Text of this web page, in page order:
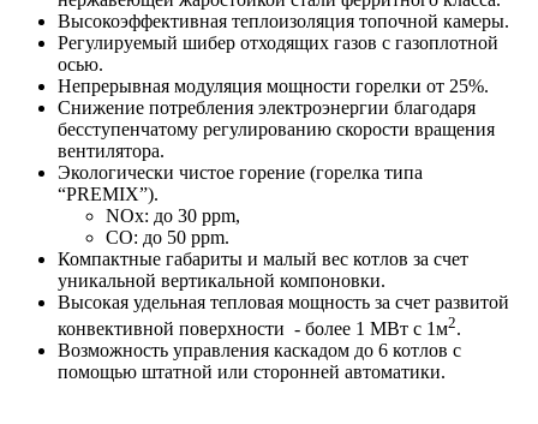
Высокоэффективная теплоизоляция топочной камеры.
Регулируемый шибер отходящих газов с газоплотной
осью.
Непрерывная модуляция мощности горелки от 25%.
Снижение потребления электроэнергии благодаря
бесступенчатому регулированию скорости вращения
вентилятора.
Экологически чистое горение (горелка типа
“PREMIX”).
NOx: до 30 ppm,
CO: до 50 ppm.
Компактные габариты и малый вес котлов за счет
уникальной вертикальной компоновки.
Высокая удельная тепловая мощность за счет развитой
конвективной поверхности - более 1 МВт с 1м2.
Возможность управления каскадом до 6 котлов с
помощью штатной или сторонней автоматики.